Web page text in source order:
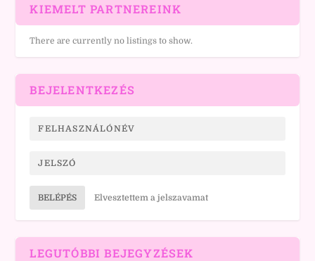
KIEMELT PARTNEREINK
There are currently no listings to show.
BEJELENTKEZÉS
BELÉPÉS Elvesztettem a jelszavamat
LEGUTÓBBI BEJEGYZÉSEK